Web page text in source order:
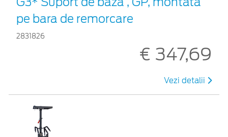
pe bara de remorcare
2831826
€ 347,69
Vezi detalii